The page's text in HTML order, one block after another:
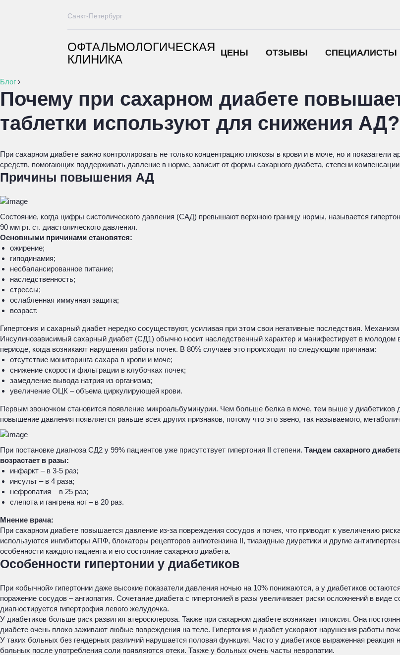
ОФТАЛЬМОЛОГИЧЕСКАЯ
КЛИНИКА
ЦЕНЫ ОТЗЫВЫ СПЕЦИАЛИСТЫ
Санкт-Петербург
Блог ›
Почему при сахарном диабете
таблетки используют для снижения АД?
При сахарном диабете важно контролировать не только концентрацию глюкозы в крови и в моче, но и
средств, помогающих поддерживать давление в норме, зависит от формы сахарного диабета, степени
Причины повышения АД
Состояние, когда цифры систолического давления (САД) превышают верхнюю границу нормы, называется
90 мм рт. ст. диастолического давления.
Основными причинами становятся:
ожирение;
гиподинамия;
несбалансированное питание;
наследственность;
стрессы;
ослабленная иммунная защита;
возраст.
Гипертония и сахарный диабет нередко сосуществуют, усиливая при этом свои негативные последствия.
Инсулинозависимый сахарный диабет (СД1) обычно носит наследственный характер и манифестирует в
периоде, когда возникают нарушения работы почек. В 80% случаев это происходит по следующим причинам:
отсутствие мониторинга сахара в крови и моче;
снижение скорости фильтрации в клубочках почек;
замедление вывода натрия из организма;
увеличение ОЦК – объема циркулирующей крови.
Первым звоночком становится появление микроальбуминурии. Чем больше белка в моче, тем выше у диабетиков
повышение давления появляется раньше всех других признаков, потому что это звено, так называемого,
При постановке диагноза СД2 у 99% пациентов уже присутствует гипертония II степени. Тандем сахарного
возрастает в разы:
инфаркт – в 3-5 раз;
инсульт – в 4 раза;
нефропатия – в 25 раз;
слепота и гангрена ног – в 20 раз.
Мнение врача:
При сахарном диабете повышается давление из-за повреждения сосудов и почек, что приводит к увеличению
используются ингибиторы АПФ, блокаторы рецепторов ангиотензина II, тиазидные диуретики и другие
особенности каждого пациента и его состояние сахарного диабета.
Особенности гипертонии у диабетиков
При «обычной» гипертонии даже высокие показатели давления ночью на 10% понижаются, а у диабетиков
поражение сосудов – ангиопатия. Сочетание диабета с гипертонией в разы увеличивает риски осложнений в виде
диагностируется гипертрофия левого желудочка.
У диабетиков больше риск развития атеросклероза. Также при сахарном диабете возникает гипоксия. Она
диабете очень плохо заживают любые повреждения на теле. Гипертония и диабет ускоряют нарушения работы
У таких больных без гендерных различий нарушается половая функция. Часто у диабетиков выраженная реакция
больных после употребления соли появляются отеки. Также у больных очень часты невропатии.